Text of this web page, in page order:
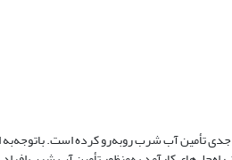
تأمین آب شرب روبه‌رو کرده است. باتوجه‌به